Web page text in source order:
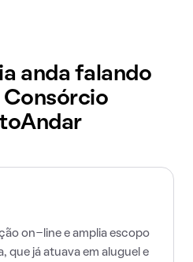
anda falando
Consórcio
on-line e amplia escopo
que já atuava em aluguel e